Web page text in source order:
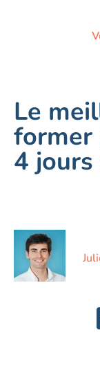
Le
former
4